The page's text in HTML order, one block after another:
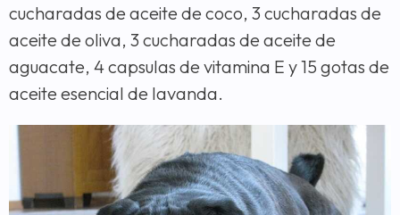
cucharadas de aceite de coco, 3 cucharadas de
aceite de oliva, 3 cucharadas de aceite de
aguacate, 4 capsulas de vitamina E y 15 gotas de
aceite esencial de lavanda.